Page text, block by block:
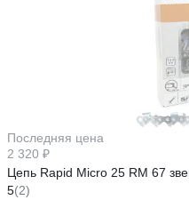
Последняя цена
2 320 ₽
Цепь Rapid Micro 25 RM 67
5(2)